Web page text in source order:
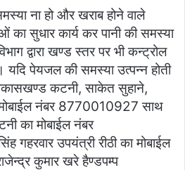
ना हो और खराब होने वाले
सुधार कार्य कर पानी की समस्या
द्वारा खण्ड स्तर पर भी कन्ट्रोल
पेयजल की समस्या उत्पन्न होती
कटनी, साकेत सुहाने,
नंबर 8770010927 साथ
का मोबाईल नंबर
उपयंत्री रीठी का मोबाईल
कुमार खरे हैण्डपम्प